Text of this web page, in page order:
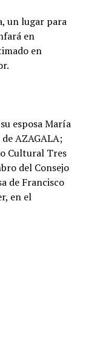
un lugar para
en
en
esposa María
AZAGALA;
Cultural Tres
del Consejo
de Francisco
en el